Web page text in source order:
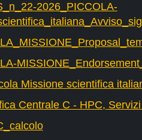
2026_PICCOLA-
Missione scientifica
Centrale C - HPC,